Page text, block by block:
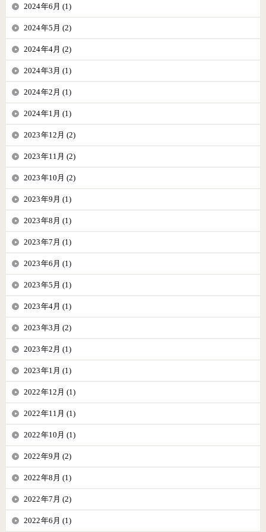
2024年6月 (1)
2024年5月 (2)
2024年4月 (2)
2024年3月 (1)
2024年2月 (1)
2024年1月 (1)
2023年12月 (2)
2023年11月 (2)
2023年10月 (2)
2023年9月 (1)
2023年8月 (1)
2023年7月 (1)
2023年6月 (1)
2023年5月 (1)
2023年4月 (1)
2023年3月 (2)
2023年2月 (1)
2023年1月 (1)
2022年12月 (1)
2022年11月 (1)
2022年10月 (1)
2022年9月 (2)
2022年8月 (1)
2022年7月 (2)
2022年6月 (1)